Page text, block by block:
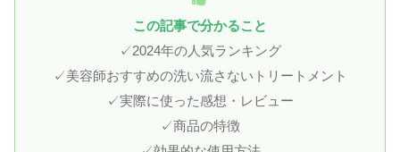
この記事で分かること
✓2024年の人気ランキング
✓美容師おすすめの洗い流さないトリートメント
✓実際に使った感想・レビュー
✓商品の特徴